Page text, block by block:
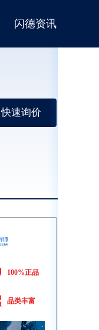
闪德资讯
快速询价
100%正品
品类丰富